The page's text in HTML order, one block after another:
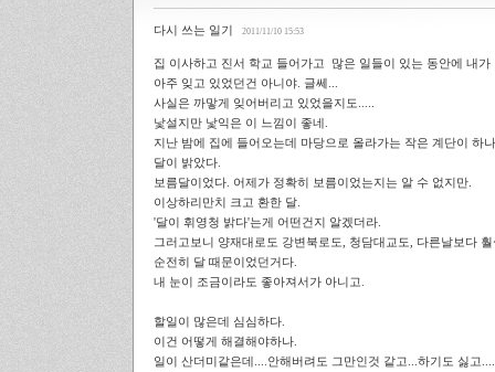
다시 쓰는 일기 2011/11/10 15:53
집 이사하고 진서 학교 들어가고 많은 일들이 있는 동안에 내가
아주 잊고 있었던건 아니야. 글쎄...
사실은 까맣게 잊어버리고 있었을지도.....
낯설지만 낯익은 이 느낌이 좋네.
지난 밤에 집에 들어오는데 마당으로 올라가는 작은 계단이 하
달이 밝았다.
보름달이었다. 어제가 정확히 보름이었는지는 알 수 없지만.
이상하리만치 크고 환한 달.
'달이 휘영청 밝다'는게 어떤건지 알겠더라.
그러고보니 양재대로도 강변북로도, 청담대교도, 다른날보다
순전히 달 때문이었던거다.
내 눈이 조금이라도 좋아져서가 아니고.
할일이 많은데 심심하다.
이건 어떻게 해결해야하나.
일이 산더미같은데....안해버려도 그만인것 같고...하기도 싫고